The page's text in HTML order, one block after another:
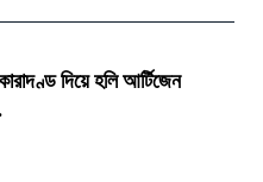
দিয়ে হলি আর্টিজেন